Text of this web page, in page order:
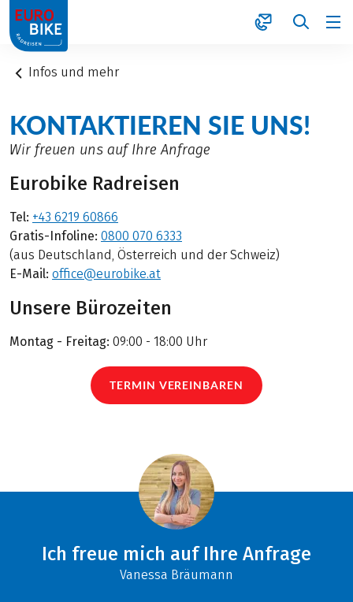
1
Infos und mehr
KONTAKTIEREN SIE UNS!
Wir freuen uns auf Ihre Anfrage
Eurobike Radreisen
Tel: +43 6219 60866
Gratis-Infoline: 0800 070 6333
(aus Deutschland, Österreich und der Schweiz)
E-Mail: office@eurobike.at
Unsere Bürozeiten
Montag - Freitag: 09:00 - 18:00 Uhr
TERMIN VEREINBAREN
Ich freue mich auf Ihre Anfrage
Vanessa Bräumann